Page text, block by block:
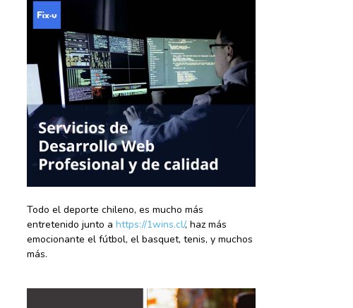
Todo el deporte chileno, es mucho más
entretenido junto a https://1wins.cl/, haz más
emocionante el fútbol, el basquet, tenis, y muchos
más.